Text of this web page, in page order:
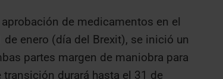
de medicamentos en el
enero (día del Brexit), se inició un
partes margen de maniobra para
durará hasta el 31 de